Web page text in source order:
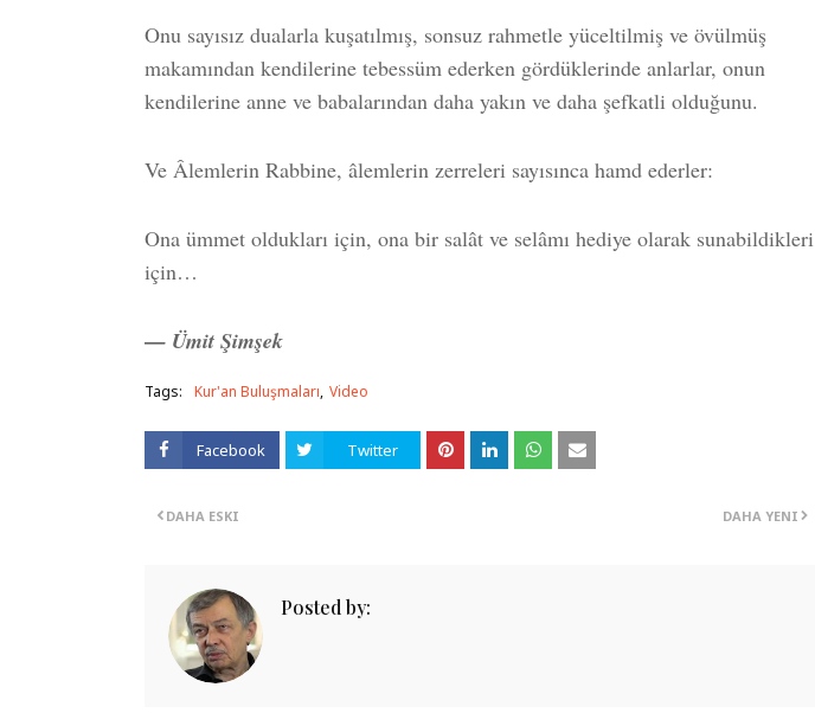
Onu sayısız dualarla kuşatılmış, sonsuz rahmetle yüceltilmiş ve övülmüş
makamından kendilerine tebessüm ederken gördüklerinde anlarlar, onun
kendilerine anne ve babalarından daha yakın ve daha şefkatli olduğunu.
Ve Âlemlerin Rabbine, âlemlerin zerreleri sayısınca hamd ederler:
Ona ümmet oldukları için, ona bir salât ve selâmı hediye olarak sunabildikleri
için…
— Ümit Şimşek
Tags: Kur'an Buluşmaları Video
Facebook Twitter
DAHA YENI
DAHA ESKI
Posted by: